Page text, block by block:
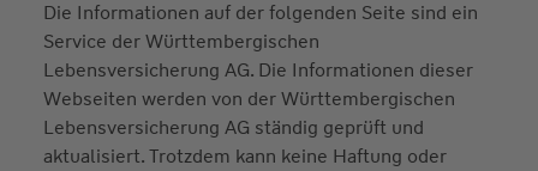
Die Informationen auf der folgenden Seite sind ein
Service der Württembergischen
Lebensversicherung AG. Die Informationen dieser
Webseiten werden von der Württembergischen
Lebensversicherung AG ständig geprüft und
aktualisiert. Trotzdem kann keine Haftung oder